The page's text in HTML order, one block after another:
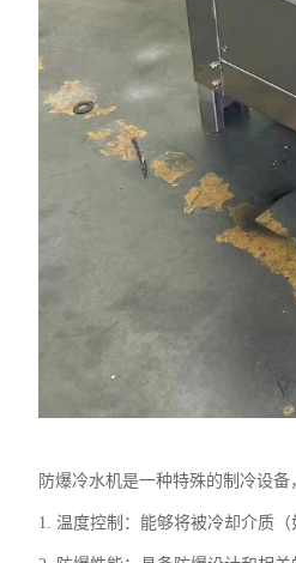
防爆冷水机是一种特殊的制冷设备
1. 温度控制：能够将被冷却介质